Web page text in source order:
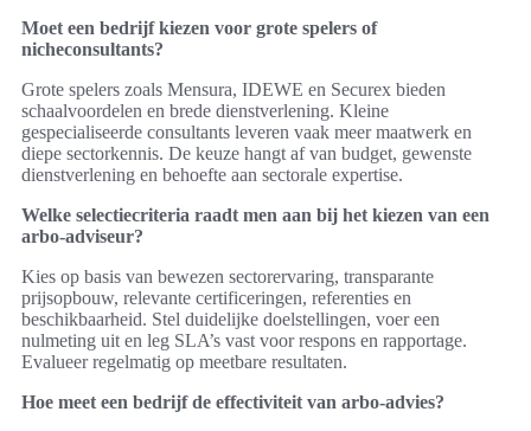
Moet een bedrijf kiezen voor grote spelers of
nicheconsultants?
Grote spelers zoals Mensura, IDEWE en Securex bieden
schaalvoordelen en brede dienstverlening. Kleine
gespecialiseerde consultants leveren vaak meer maatwerk en
diepe sectorkennis. De keuze hangt af van budget, gewenste
dienstverlening en behoefte aan sectorale expertise.
Welke selectiecriteria raadt men aan bij het kiezen van een
arbo-adviseur?
Kies op basis van bewezen sectorervaring, transparante
prijsopbouw, relevante certificeringen, referenties en
beschikbaarheid. Stel duidelijke doelstellingen, voer een
nulmeting uit en leg SLA’s vast voor respons en rapportage.
Evalueer regelmatig op meetbare resultaten.
Hoe meet een bedrijf de effectiviteit van arbo-advies?